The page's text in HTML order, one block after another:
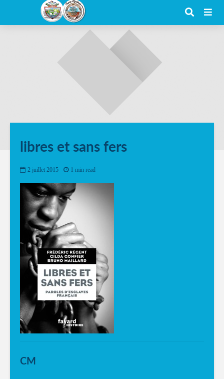
libres et sans fers
2 juillet 2015 1 min read
CM